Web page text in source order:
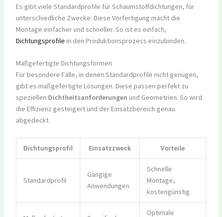
Es gibt viele Standardprofile für Schaumstoffdichtungen, für
unterschiedliche Zwecke. Diese Vorfertigung macht die
Montage einfacher und schneller. So ist es einfach,
Dichtungsprofile in den Produktionsprozess einzubinden.
Maßgefertigte Dichtungsformen
Für besondere Fälle, in denen Standardprofile nicht genügen,
gibt es maßgefertigte Lösungen. Diese passen perfekt zu
speziellen Dichtheitsanforderungen und Geometrien. So wird
die Effizienz gesteigert und der Einsatzbereich genau
abgedeckt.
Dichtungsprofil Einsatzzweck Vorteile
Standardprofil
Gängige
Anwendungen
Schnelle
Montage,
kostengünstig
Optimale